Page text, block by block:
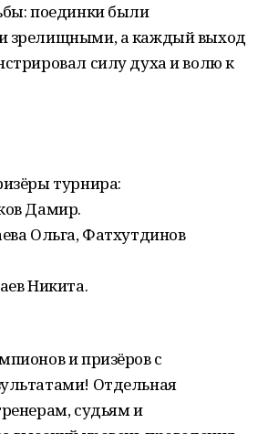
поединки были
зрелищными, а каждый выход
силу духа и волю к
турнира:
Дамир.
Ольга, Фатхутдинов
Никита.
и призёров с
Отдельная
судьям и